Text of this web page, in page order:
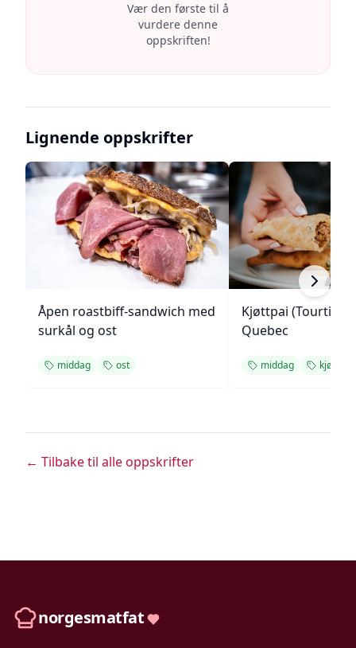
Vær den første til å
vurdere denne
oppskriften!
Lignende oppskrifter
Åpen roastbiff-sandwich med
surkål og ost
middag ost
Kjøttpai
Quebec
middag kjøtt
← Tilbake til alle oppskrifter
norgesmatfat